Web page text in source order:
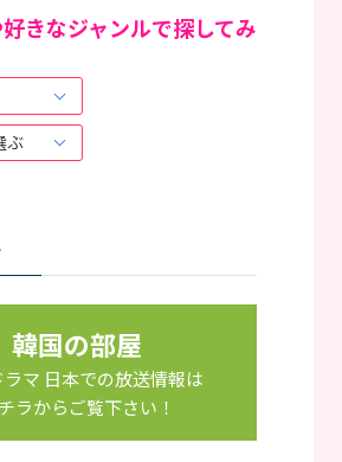
きなジャンルで探してみ
韓国の部屋
マ 日本での放送情報は
ラからご覧下さい！